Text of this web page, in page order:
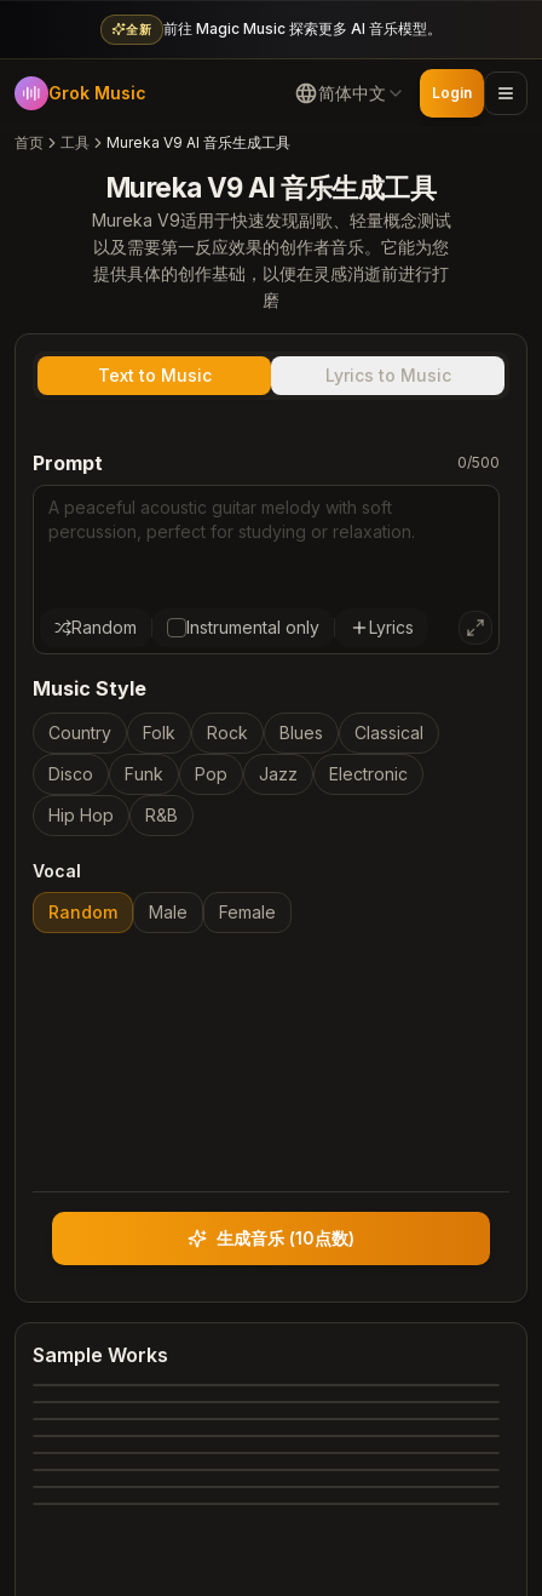
全新 前往 Magic Music 探索更多 AI 音乐模型。
Grok Music 简体中文 Login
首页 工具 Mureka V9 AI 音乐生成工具
Mureka V9 AI 音乐生成工具
Mureka V9适用于快速发现副歌、轻量概念测试
以及需要第一反应效果的创作者音乐。它能为您
提供具体的创作基础，以便在灵感消逝前进行打
磨
Text to Music Lyrics to Music
Prompt 0/500
Random Instrumental only Lyrics
Music Style
Country Folk Rock Blues
Classical
Disco
Funk Pop Jazz
Electronic
Hip Hop
R&B
Vocal
Random
Male Female
生成音乐 (10点数)
Sample Works
Heartbreak Souvenirs
4:12
Complete
3:42
Complete
Summer Dreams
3:28
Complete
Neon Nights
4:05
Complete
Echoes of Yesterday
4:00
Complete
Dance All Night
3:24
Complete
Whispering Trees
2:26
Marry Me
2:31